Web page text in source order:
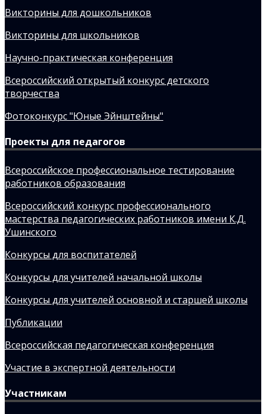
Викторины для дошкольников
Викторины для школьников
Научно-практическая конференция
Всероссийский открытый конкурс детского
творчества
Фотоконкурс "Юные Эйнштейны"
Проекты для педагогов
Всероссийское профессиональное тестирование
работников образования
Всероссийский конкурс профессионального
мастерства педагогических работников имени К.Д.
Ушинского
Конкурсы для воспитателей
Конкурсы для учителей начальной школы
Конкурсы для учителей основной и старшей школы
Публикации
Всероссийская педагогическая конференция
Участие в экспертной деятельности
Участникам